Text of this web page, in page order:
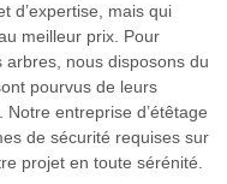
d’expertise, mais qui
meilleur prix. Pour
nous disposons du
pourvus de leurs
entreprise d’étêtage
de sécurité requises sur
projet en toute sérénité.